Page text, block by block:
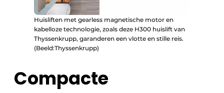
Huisliften met gearless magnetische motor en
kabelloze technologie, zoals deze H300 huislift van
Thyssenkrupp, garanderen een vlotte en stille reis.
(Beeld:Thyssenkrupp)
Compacte